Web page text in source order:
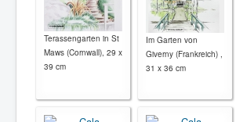
Terassengarten in St
Maws (Cornwall), 29 x
39 cm
Im Garten von
Giverny (Frankreich) ,
31 x 36 cm